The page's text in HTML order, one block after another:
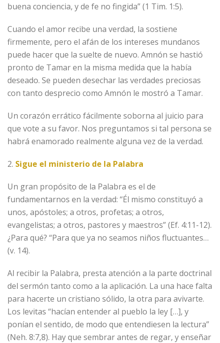
buena conciencia, y de fe no fingida” (1 Tim. 1:5).
Cuando el amor recibe una verdad, la sostiene
firmemente, pero el afán de los intereses mundanos
puede hacer que la suelte de nuevo. Amnón se hastió
pronto de Tamar en la misma medida que la había
deseado. Se pueden desechar las verdades preciosas
con tanto desprecio como Amnón le mostró a Tamar.
Un corazón errático fácilmente soborna al juicio para
que vote a su favor. Nos preguntamos si tal persona se
habrá enamorado realmente alguna vez de la verdad.
2. Sigue el ministerio de la Palabra
Un gran propósito de la Palabra es el de
fundamentarnos en la verdad: “Él mismo constituyó a
unos, apóstoles; a otros, profetas; a otros,
evangelistas; a otros, pastores y maestros” (Ef. 4:11-12).
¿Para qué? “Para que ya no seamos niños fluctuantes…
(v. 14).
Al recibir la Palabra, presta atención a la parte doctrinal
del sermón tanto como a la aplicación. La una hace falta
para hacerte un cristiano sólido, la otra para avivarte.
Los levitas “hacían entender al pueblo la ley […], y
ponían el sentido, de modo que entendiesen la lectura”
(Neh. 8:7,8). Hay que sembrar antes de regar, y enseñar